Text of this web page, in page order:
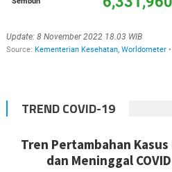
TREND COVID-19